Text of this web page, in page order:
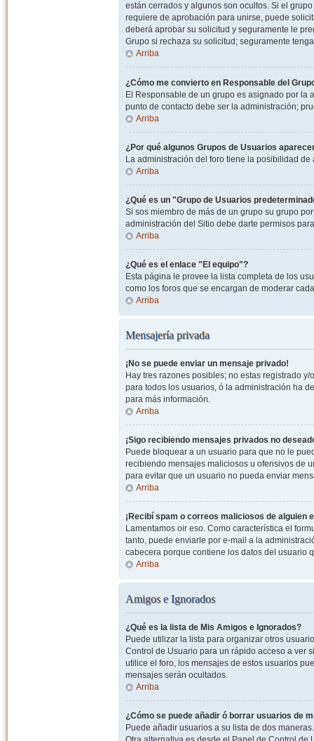
están cerrados y algunos son ocultos. Si el
requiere de aprobación para unirse, puede
deberá aprobar su solicitud y seguramente le
Grupo si rechaza su solicitud; seguramente
Arriba
¿Cómo me convierto en Responsable del
El Responsable de un grupo es asignado por la
punto de contacto debe ser la administración;
Arriba
¿Por qué algunos Grupos de Usuarios
La administración del foro tiene la posibilidad
Arriba
¿Qué es un "Grupo de Usuarios
Si sos miembro de más de un grupo su grupo
administración del Sitio debe darte permisos
Arriba
¿Qué es el enlace "El equipo"?
Esta página le provee la lista completa de los
como los foros que se encargan de moderar
Arriba
Mensajería privada
¡No se puede enviar un mensaje privado!
Hay tres razones posibles; no estas registrado
para todos los usuarios, ó la administración ha
para más información.
Arriba
¡Sigo recibiendo mensajes privados no
Puede bloquear a un usuario para que no le
recibiendo mensajes maliciosos u ofensivos de
para evitar que un usuario no pueda enviar
Arriba
¡Recibí spam o correos maliciosos de alguien
Lamentamos oir eso. Como característica el
tanto, puede enviarle por e-mail a la
cabecera porque contiene los datos del usuario
Arriba
Amigos e Ignorados
¿Qué es la lista de Mis Amigos e Ignorados?
Puede utilizar la lista para organizar otros
Control de Usuario para un rápido acceso a ver
utilice el foro, los mensajes de estos usuarios
mensajes serán ocultados.
Arriba
¿Cómo se puede añadir ó borrar usuarios de
Puede añadir usuarios a su lista de dos